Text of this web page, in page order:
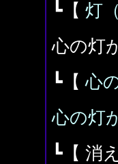
┗【 灯
心の灯
┗【心
心の灯
┗【 消